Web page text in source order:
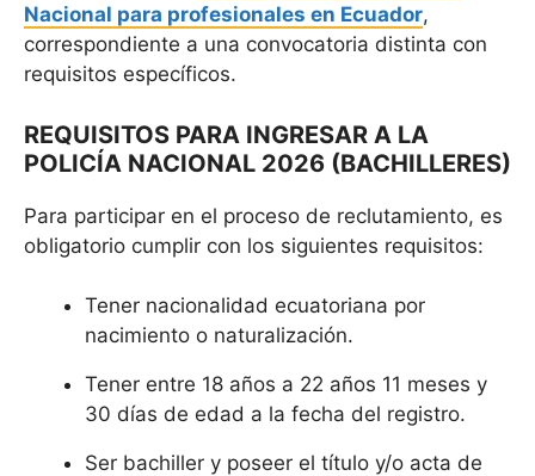
Nacional para profesionales en Ecuador,
correspondiente a una convocatoria distinta con
requisitos específicos.
REQUISITOS PARA INGRESAR A LA
POLICÍA NACIONAL 2026 (BACHILLERES)
Para participar en el proceso de reclutamiento, es
obligatorio cumplir con los siguientes requisitos:
Tener nacionalidad ecuatoriana por
nacimiento o naturalización.
Tener entre 18 años a 22 años 11 meses y
30 días de edad a la fecha del registro.
Ser bachiller y poseer el título y/o acta de